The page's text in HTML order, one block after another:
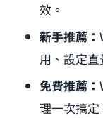
效。
新手推薦：
用、設定直
免費推薦：
理一次搞定